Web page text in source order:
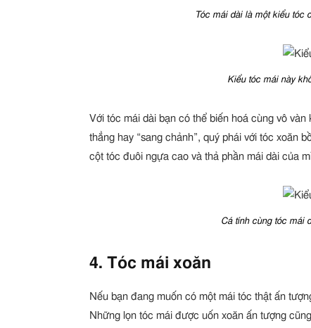
Tóc mái dài là một kiểu tóc
Kiểu tóc mái này
Với tóc mái dài bạn có thể biến hoá cùng vô
thẳng hay “sang chảnh”, quý phái với tóc xoăn
cột tóc đuôi ngựa cao và thả phần mái dài của
Cá tính cùng tóc mái
4. Tóc mái xoăn
Nếu bạn đang muốn có một mái tóc thật ấn
Những lọn tóc mái được uốn xoăn ấn tượng